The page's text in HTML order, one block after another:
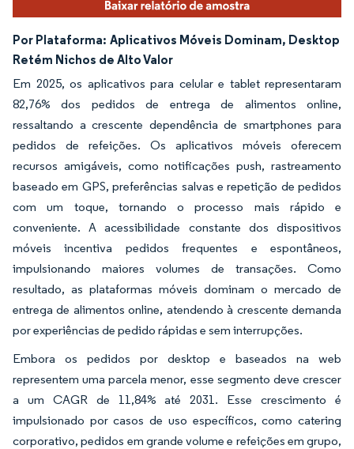
Por Plataforma: Aplicativos Móveis Dominam, Desktop
Retém Nichos de Alto Valor
Em 2025, os aplicativos para celular e tablet representaram
82,76% dos pedidos de entrega de alimentos online,
ressaltando a crescente dependência de smartphones para
pedidos de refeições. Os aplicativos móveis oferecem
recursos amigáveis, como notificações push, rastreamento
baseado em GPS, preferências salvas e repetição de pedidos
com um toque, tornando o processo mais rápido e
conveniente. A acessibilidade constante dos dispositivos
móveis incentiva pedidos frequentes e espontâneos,
impulsionando maiores volumes de transações. Como
resultado, as plataformas móveis dominam o mercado de
entrega de alimentos online, atendendo à crescente demanda
por experiências de pedido rápidas e sem interrupções.
Embora os pedidos por desktop e baseados na web
representem uma parcela menor, esse segmento deve crescer
a um CAGR de 11,84% até 2031. Esse crescimento é
impulsionado por casos de uso específicos, como catering
corporativo, pedidos em grande volume e refeições em grupo,